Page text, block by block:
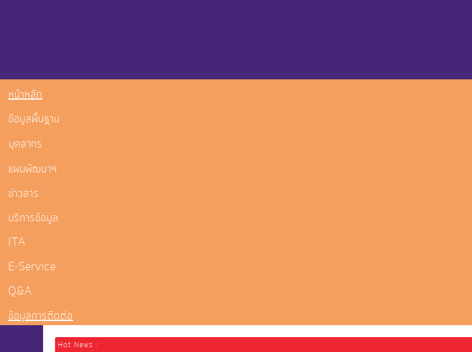
หน้าหลัก
ข้อมูลพื้นฐาน
บุคลากร
แผนพัฒนาฯ
ข่าวสาร
บริการข้อมูล
ITA
E-Service
Q&A
ข้อมูลการติดต่อ
Hot News :